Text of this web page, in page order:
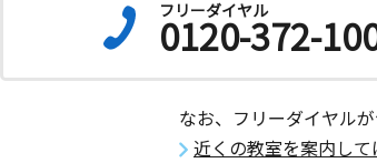
フリーダイヤル
0120-372-
なお、フリーダイヤル
近くの教室を案内して